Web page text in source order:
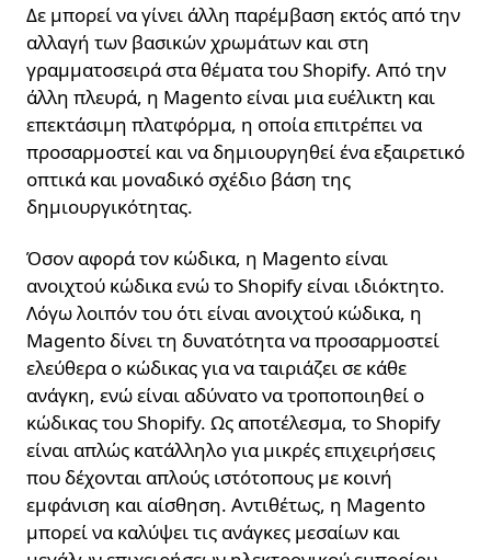
Δε μπορεί να γίνει άλλη παρέμβαση εκτός από την
αλλαγή των βασικών χρωμάτων και στη
γραμματοσειρά στα θέματα του Shopify. Από την
άλλη πλευρά, η Magento είναι μια ευέλικτη και
επεκτάσιμη πλατφόρμα, η οποία επιτρέπει να
προσαρμοστεί και να δημιουργηθεί ένα εξαιρετικό
οπτικά και μοναδικό σχέδιο βάση της
δημιουργικότητας.
Όσον αφορά τον κώδικα, η Magento είναι
ανοιχτού κώδικα ενώ το Shopify είναι ιδιόκτητο.
Λόγω λοιπόν του ότι είναι ανοιχτού κώδικα, η
Magento δίνει τη δυνατότητα να προσαρμοστεί
ελεύθερα ο κώδικας για να ταιριάζει σε κάθε
ανάγκη, ενώ είναι αδύνατο να τροποποιηθεί ο
κώδικας του Shopify. Ως αποτέλεσμα, το Shopify
είναι απλώς κατάλληλο για μικρές επιχειρήσεις
που δέχονται απλούς ιστότοπους με κοινή
εμφάνιση και αίσθηση. Αντιθέτως, η Magento
μπορεί να καλύψει τις ανάγκες μεσαίων και